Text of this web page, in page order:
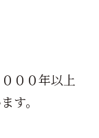
００年以上
す。